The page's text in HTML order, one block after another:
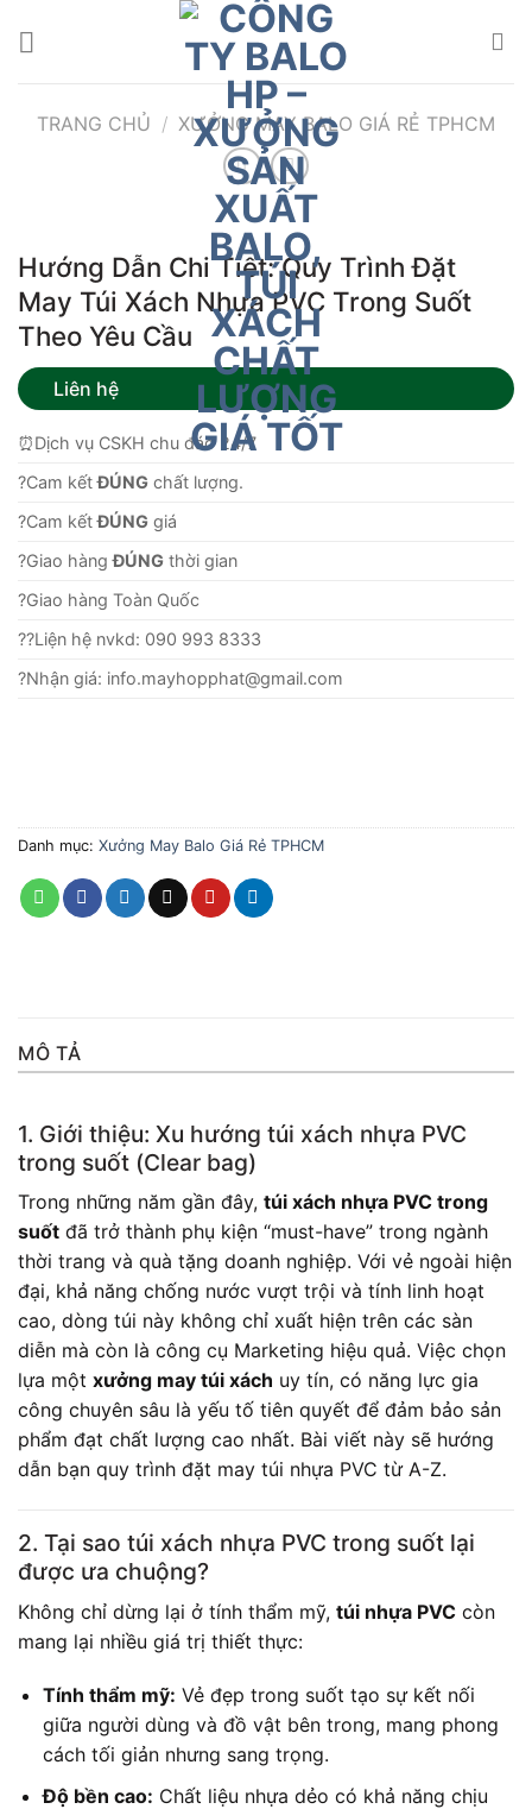
TRANG CHỦ / XƯỞNG MAY BALO GIÁ RẺ TPHCM
Hướng Dẫn Chi Tiết: Quy Trình Đặt
May Túi Xách Nhựa PVC Trong Suốt
Theo Yêu Cầu
Liên hệ
⏰Dịch vụ CSKH chu đáo 24/7
?Cam kếtĐÚNG chất lượng.
?Cam kếtĐÚNG giá
?Giao hàngĐÚNG thời gian
?Giao hàng Toàn Quốc
??Liện hệ nvkd: 090 993 8333
?Nhận giá: info.mayhopphat@gmail.com
Danh mục: Xưởng May Balo Giá Rẻ TPHCM
MÔ TẢ
1. Giới thiệu: Xu hướng túi xách nhựa PVC
trong suốt (Clear bag)
Trong những năm gần đây, túi xách nhựa PVC trong
suốt đã trở thành phụ kiện “must-have” trong ngành
thời trang và quà tặng doanh nghiệp. Với vẻ ngoài hiện
đại, khả năng chống nước vượt trội và tính linh hoạt
cao, dòng túi này không chỉ xuất hiện trên các sàn
diễn mà còn là công cụ Marketing hiệu quả. Việc chọn
lựa một xưởng may túi xách uy tín, có năng lực gia
công chuyên sâu là yếu tố tiên quyết để đảm bảo sản
phẩm đạt chất lượng cao nhất. Bài viết này sẽ hướng
dẫn bạn quy trình đặt may túi nhựa PVC từ A-Z.
2. Tại sao túi xách nhựa PVC trong suốt lại
được ưa chuộng?
Không chỉ dừng lại ở tính thẩm mỹ, túi nhựa PVC còn
mang lại nhiều giá trị thiết thực:
Tính thẩm mỹ: Vẻ đẹp trong suốt tạo sự kết nối
giữa người dùng và đồ vật bên trong, mang phong
cách tối giản nhưng sang trọng.
Độ bền cao: Chất liệu nhựa dẻo có khả năng chịu